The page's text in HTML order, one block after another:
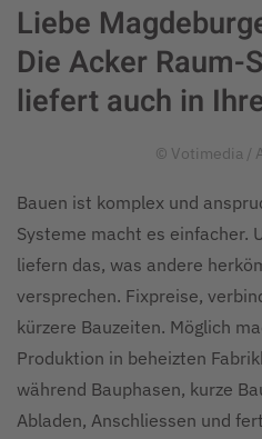
Liebe
Die Acker Raum-
liefert auch in
© Votimedia /
Bauen ist komplex und
Systeme macht es einfacher.
liefern das, was andere
versprechen. Fixpreise,
kürzere Bauzeiten. Möglich
Produktion in beheizten
während Bauphasen, kurze
Abladen, Anschliessen und